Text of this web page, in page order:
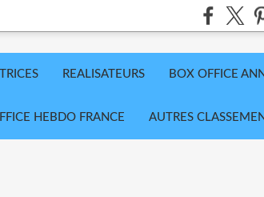
REALISATEURS BOX OFFICE
HEBDO FRANCE AUTRES